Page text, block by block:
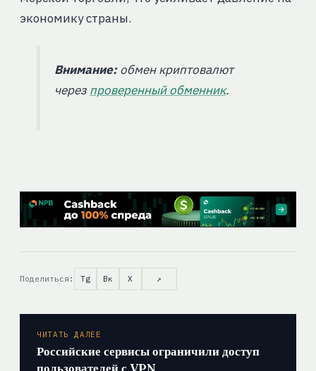
экономику страны.
Внимание:обмен криптовалют
через проверенный обменник.
Поделиться: Tg Вк X ↗
ЧИТАТЬ ДАЛЕЕ
Российские сервисы ограничили доступ
пользователей с VPN